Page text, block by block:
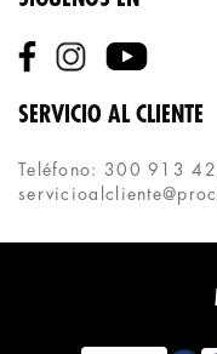
SERVICIO AL CLIENTE
Teléfono: 300 913